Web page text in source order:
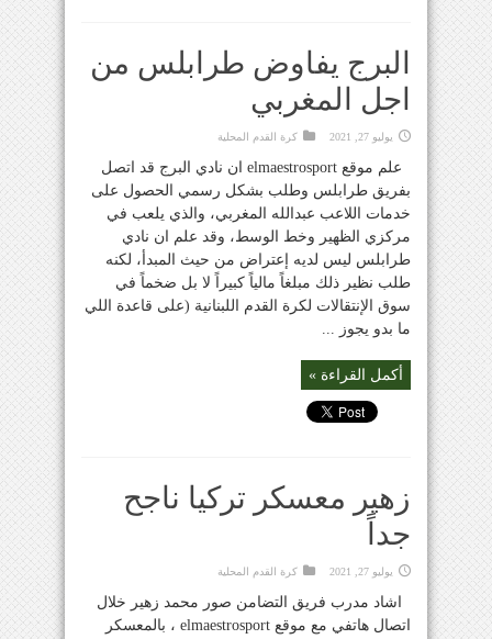
البرج يفاوض طرابلس من
اجل المغربي
يوليو 27, 2021 كرة القدم المحلية
علم موقع elmaestrosport ان نادي البرج قد اتصل
بفريق طرابلس وطلب بشكل رسمي الحصول على
خدمات اللاعب عبدالله المغربي، والذي يلعب في
مركزي الظهير وخط الوسط، وقد علم ان نادي
طرابلس ليس لديه إعتراض من حيث المبدأ، لكنه
طلب نظير ذلك مبلغاً مالياً كبيراً لا بل ضخماً في
سوق الإنتقالات لكرة القدم اللبنانية (على قاعدة اللي
ما بدو يجوز ...
أكمل القراءة »
زهير معسكر تركيا ناجح
جداً
يوليو 27, 2021 كرة القدم المحلية
اشاد مدرب فريق التضامن صور محمد زهير خلال
اتصال هاتفي مع موقع elmaestrosport ، بالمعسكر